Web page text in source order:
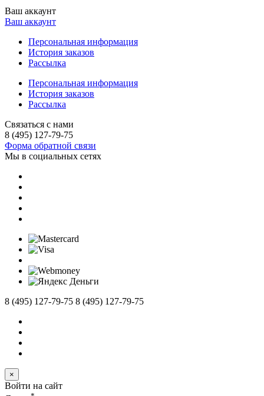
Ваш аккаунт
Ваш аккаунт
Персональная информация
История заказов
Рассылка
Персональная информация
История заказов
Рассылка
Связаться с нами
8 (495) 127-79-75
Форма обратной связи
Мы в социальных сетях
8 (495) 127-79-75 8 (495) 127-79-75
×
Войти на сайт